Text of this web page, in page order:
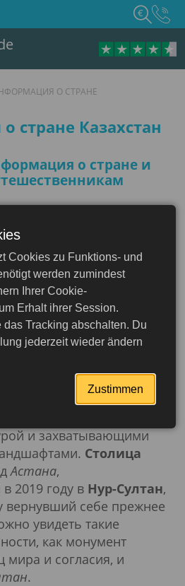
€
О СТРАНЕ
о стране
стране Казахстан
о стране и
страна
и захватывающими
Столица
Астана,
2019 году в Нур-Султан,
вернувший себе прежнее
увидеть такие
как монумент
мира и согласия, и
.
Cookies zu Funktions- und
werden zumindest
Ihrer Cookie-
Erhalt ihrer Session.
Tracking abschalten. Du
jederzeit wieder ändern
Zustimmen